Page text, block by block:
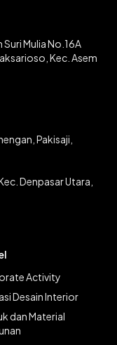
Mulia No.16A
Kec. Asem
Pakisaji,
Denpasar Utara,
Activity
Desain Interior
dan Material